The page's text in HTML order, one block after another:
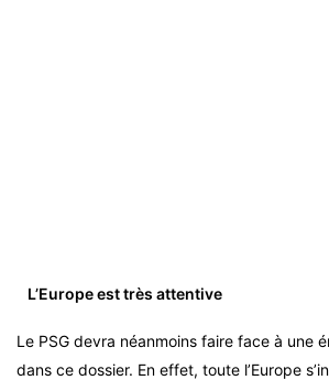
L’Europe est très attentive
Le PSG devra néanmoins faire face à une
dans ce dossier. En effet, toute l’Europe